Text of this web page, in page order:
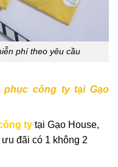
phí theo yêu cầu
công ty tại Gạo
ty tại Gạo House,
đãi có 1 không 2